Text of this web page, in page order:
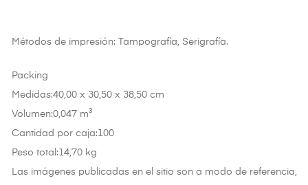
Métodos de impresión: Tampografía, Serigrafía.
Packing
Medidas:40,00 x 30,50 x 38,50 cm
Volumen:0,047 m³
Cantidad por caja:100
Peso total:14,70 kg
Las imágenes publicadas en el sitio son a modo de referencia,